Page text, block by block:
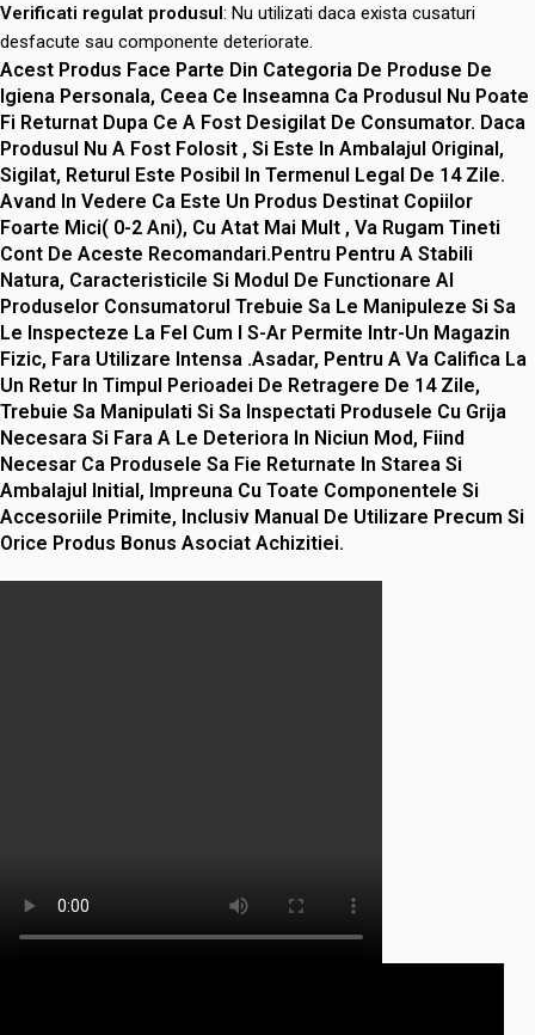
Verificati regulat produsul: Nu utilizati daca exista cusaturi
desfacute sau componente deteriorate.
Acest Produs Face Parte Din Categoria De Produse De
Igiena Personala, Ceea Ce Inseamna Ca Produsul Nu Poate
Fi Returnat Dupa Ce A Fost Desigilat De Consumator. Daca
Produsul Nu A Fost Folosit , Si Este In Ambalajul Original,
Sigilat, Returul Este Posibil In Termenul Legal De 14 Zile.
Avand In Vedere Ca Este Un Produs Destinat Copiilor
Foarte Mici( 0-2 Ani), Cu Atat Mai Mult , Va Rugam Tineti
Cont De Aceste Recomandari.Pentru Pentru A Stabili
Natura, Caracteristicile Si Modul De Functionare Al
Produselor Consumatorul Trebuie Sa Le Manipuleze Si Sa
Le Inspecteze La Fel Cum I S-Ar Permite Intr-Un Magazin
Fizic, Fara Utilizare Intensa .Asadar, Pentru A Va Califica La
Un Retur In Timpul Perioadei De Retragere De 14 Zile,
Trebuie Sa Manipulati Si Sa Inspectati Produsele Cu Grija
Necesara Si Fara A Le Deteriora In Niciun Mod, Fiind
Necesar Ca Produsele Sa Fie Returnate In Starea Si
Ambalajul Initial, Impreuna Cu Toate Componentele Si
Accesoriile Primite, Inclusiv Manual De Utilizare Precum Si
Orice Produs Bonus Asociat Achizitiei.